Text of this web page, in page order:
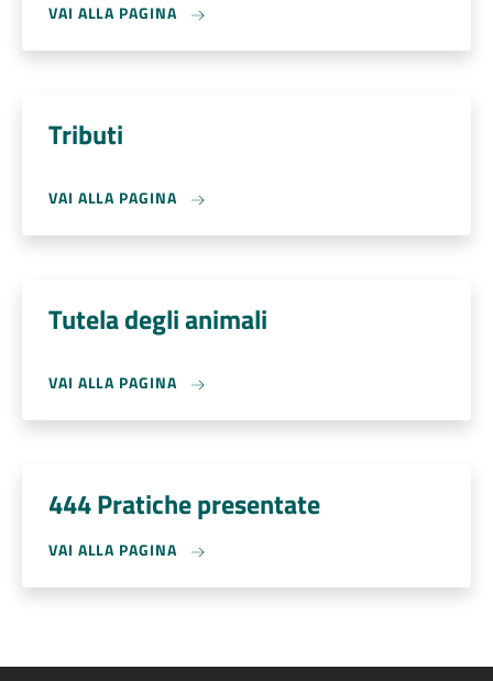
VAI ALLA PAGINA
Tributi
VAI ALLA PAGINA
Tutela degli animali
VAI ALLA PAGINA
444 Pratiche presentate
VAI ALLA PAGINA